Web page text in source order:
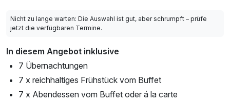
Nicht zu lange warten: Die Auswahl ist gut, aber schrumpft – prüfe
jetzt die verfügbaren Termine.
In diesem Angebot inklusive
7 Übernachtungen
7 x reichhaltiges Frühstück vom Buffet
7 x Abendessen vom Buffet oder á la carte